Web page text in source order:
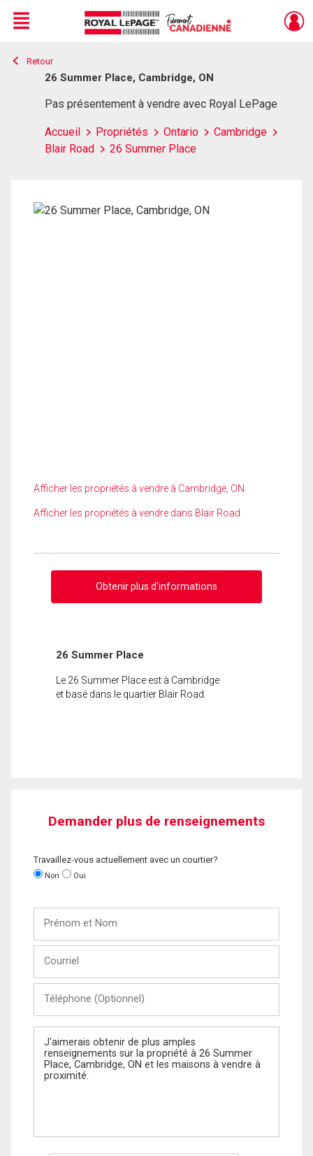
Live
En Direct
Menu
Retour
26 Summer Place, Cambridge, ON
Pas présentement à vendre avec Royal LePage
Accueil Propriétés Ontario
Cambridge
Blair Road
26 Summer Place
Afficher les propriétés à vendre à Cambridge, ON
Afficher les propriétés à vendre dans Blair Road
Obtenir plus d'informations
26 Summer Place
Le 26 Summer Place est à Cambridge
et basé dans le quartier Blair Road.
Demander plus de renseignements
Travaillez-vous actuellement avec un courtier?
Non Oui
Nom
(Optionnel)
Message